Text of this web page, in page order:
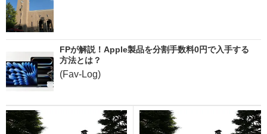
FPが解説！Apple製品を分割手数料0円で入手する
方法とは？
(Fav-Log)